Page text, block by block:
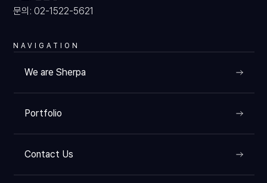
문의: 02-1522-5621
NAVIGATION
We are Sherpa
Portfolio
Contact Us